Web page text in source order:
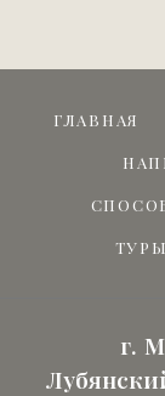
ГЛАВНАЯ
ТУРЫ
г.